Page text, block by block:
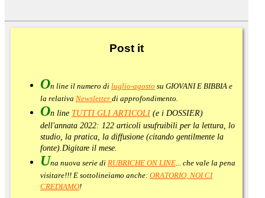
Post it
On line il numero di luglio-agosto su GIOVANI E BIBBIA e
la relativa Newsletter di approfondimento
On line TUTTI GLI ARTICOLI (e i DOSSIER)
dell'annata 2022: 122 articoli usufruibili per la lettura, lo
studio, la pratica, la diffusione (citando gentilmente la
fonte). Digitare il mese.
Una nuova serie di RUBRICHE ON LINE ... che vale la pena
visitare!!! E sottolineiamo anche: ORATORIO, NOI CI
CREDIAMO!